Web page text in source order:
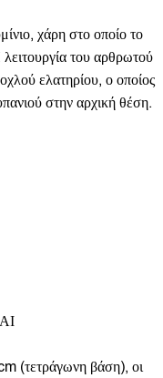
χάρη στο οποίο το
του αρθρωτού
ελατηρίου, ο οποίος
στην αρχική θέση.
(τετράγωνη βάση), οι